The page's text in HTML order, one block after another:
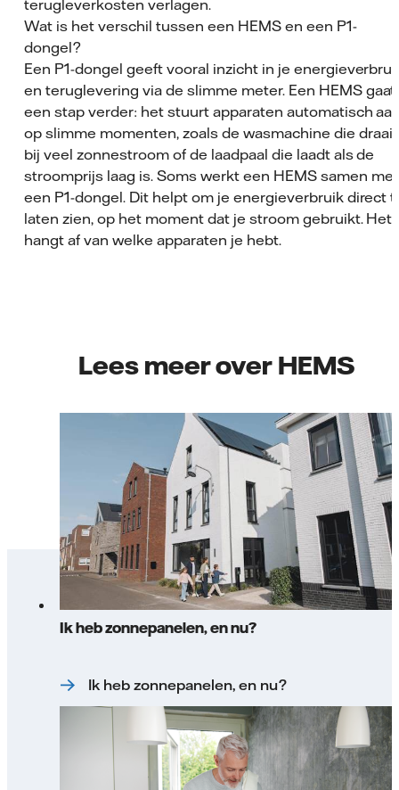
terugleverkosten verlagen.
Wat is het verschil tussen een HEMS en een P1-
dongel?
Een P1-dongel geeft vooral inzicht in je
en teruglevering via de slimme meter. Een HEMS gaat
een stap verder: het stuurt apparaten automatisch
op slimme momenten, zoals de wasmachine die draait
bij veel zonnestroom of de laadpaal die laadt als de
stroomprijs laag is. Soms werkt een HEMS samen met
een P1-dongel. Dit helpt om je energieverbruik direct
laten zien, op het moment dat je stroom gebruikt. Het
hangt af van welke apparaten je hebt.
Lees meer over HEMS
Ik heb zonnepanelen, en nu?
Ik heb zonnepanelen, en nu?